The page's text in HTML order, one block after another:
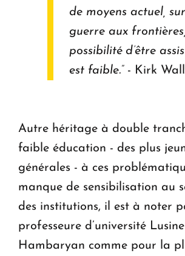
de moyens actuel,
guerre aux
possibilité d’être
est faible.” - Kirk
Autre héritage à double
faible éducation - des plus
générales - à ces
manque de sensibilisation au
des institutions, il est à noter
professeure d’université Lusine
Hambaryan comme pour la